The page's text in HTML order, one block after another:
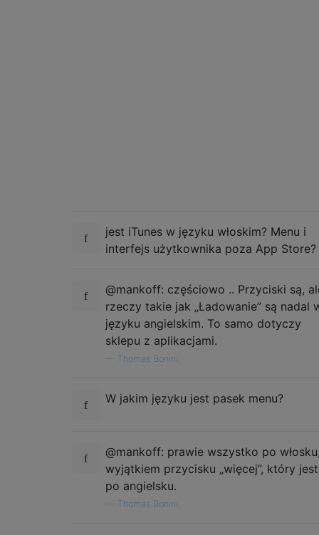
jest iTunes w języku włoskim? Menu i
interfejs użytkownika poza App Store?
@mankoff: częściowo .. Przyciski są,
rzeczy takie jak „Ładowanie” są nadal
języku angielskim. To samo dotyczy
sklepu z aplikacjami.
Thomas Bonini,
W jakim języku jest pasek menu?
@mankoff: prawie wszystko po
wyjątkiem przycisku „więcej”, który jest
po angielsku.
Thomas Bonini,